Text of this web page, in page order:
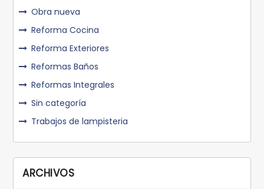
Obra nueva
Reforma Cocina
Reforma Exteriores
Reformas Baños
Reformas Integrales
Sin categoría
Trabajos de lampisteria
ARCHIVOS